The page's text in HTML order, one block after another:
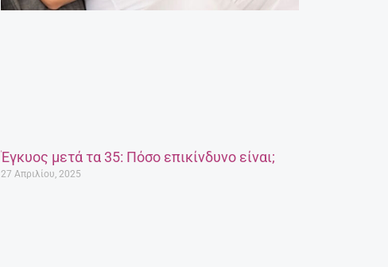
Έγκυος μετά τα 35: Πόσο επικίνδυνο είναι;
27 Απριλίου, 2025